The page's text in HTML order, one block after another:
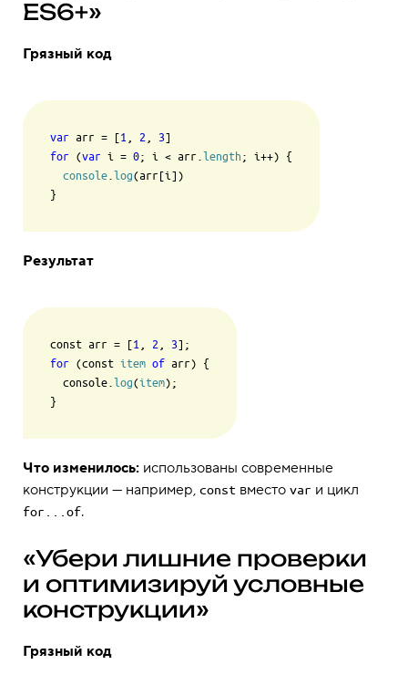
ES6+»
Грязный код
var arr = [1 2 3
for (var i = 0; i < arr. length ; i++) {
console log(arr[i])
}
Результат
const arr = [1 2 3
for (const item of arr) {
  console.
log(item);
}
Что изменилось: использованы современные
конструкции — например, const вместо var и цикл
for...of.
«Убери лишние проверки
и оптимизируй условные
конструкции»
Грязный код